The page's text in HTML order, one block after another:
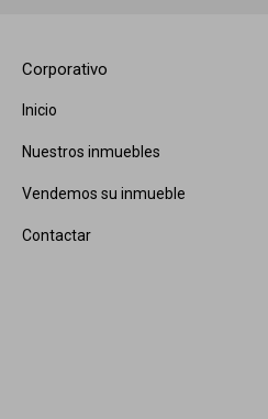
Corporativo
Inicio
Nuestros inmuebles
Vendemos su inmueble
Contactar